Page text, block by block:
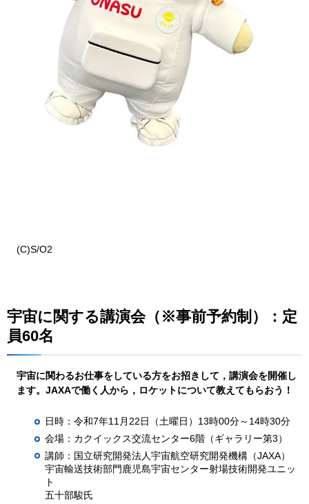
(C)S/O2
宇宙に関する講演会（※事前予約制）：定
員60名
宇宙に関わるお仕事をしている方をお招きして，講演会を開催し
ます。JAXAで働く人から，ロケットについて教えてもらおう！
日時：令和7年11月22日（土曜日）13時00分～14時30分
会場：カクイックス交流センター6階（ギャラリー第3）
講師：国立研究開発法人宇宙航空研究開発機構（JAXA）
宇宙輸送技術部門鹿児島宇宙センター射場技術開発ユニッ
ト
五十部駿氏